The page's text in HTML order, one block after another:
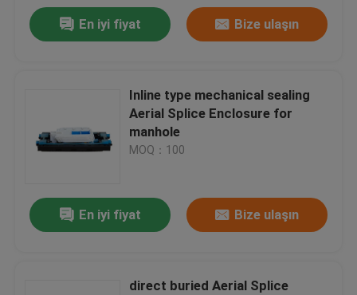
Ev
Hakkımızda
Kalite kontrol
Fiber Optic Splice Closure
En iyi fiyat Bize ulaşın
Inline type mechanical sealing
Aerial Splice Enclosure for
manhole
MOQ：100
En iyi fiyat Bize ulaşın
direct buried Aerial Splice